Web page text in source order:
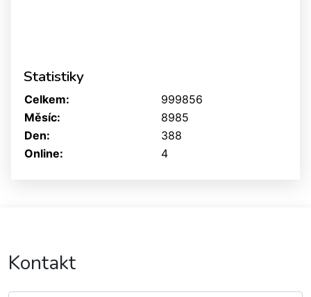
Statistiky
Online: 4
Celkem:
999856
Měsíc:
8985
Den:
388
Kontakt